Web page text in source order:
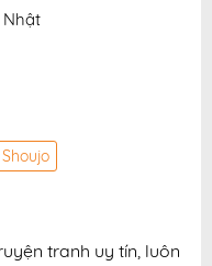
Shoujo
tranh uy tín, luôn